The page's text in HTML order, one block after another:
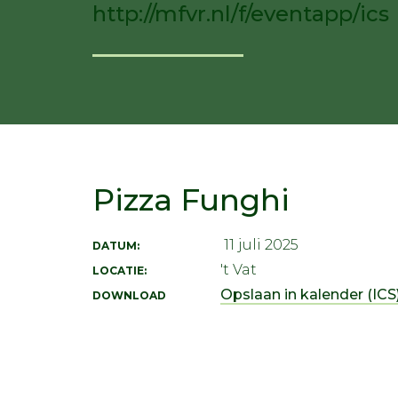
http://mfvr.nl/f/eventapp/ics
Pizza Funghi
DATUM: 11 juli 2025
LOCATIE: 't Vat
DOWNLOAD Opslaan in kalender